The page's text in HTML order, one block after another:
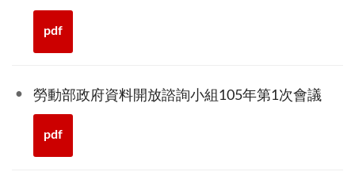
pdf
勞動部政府資料開放諮詢小組105年第1次會議
pdf